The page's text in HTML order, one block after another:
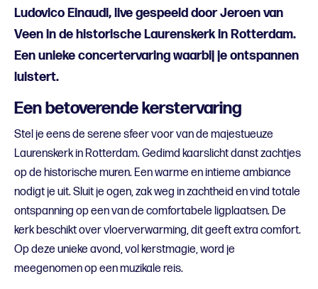
Ludovico Einaudi, live gespeeld door Jeroen van
Veen in de historische Laurenskerk in Rotterdam.
Een unieke concertervaring waarbij je ontspannen
luistert.
Een betoverende kerstervaring
Stel je eens de serene sfeer voor van de majestueuze
Laurenskerk in Rotterdam. Gedimd kaarslicht danst zachtjes
op de historische muren. Een warme en intieme ambiance
nodigt je uit. Sluit je ogen, zak weg in zachtheid en vind totale
ontspanning op een van de comfortabele ligplaatsen. De
kerk beschikt over vloerverwarming, dit geeft extra comfort.
Op deze unieke avond, vol kerstmagie, word je
meegenomen op een muzikale reis.